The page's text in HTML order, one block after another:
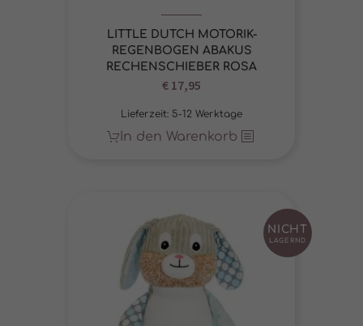
LITTLE DUTCH MOTORIK-
REGENBOGEN ABAKUS
RECHENSCHIEBER ROSA
€ 17,95
Lieferzeit: 5-12 Werktage
In den Warenkorb
NICHT
LAGERND